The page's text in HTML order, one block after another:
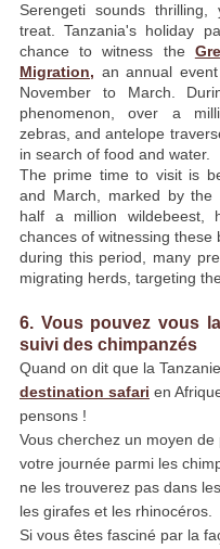
Serengeti sounds
treat. Tanzania's holiday
chance to witness the
Migration, an annual
November to March.
phenomenon, over a
zebras, and antelope
in search of food and water.
The prime time to visit is
and March, marked by the
half a million wildebeest,
chances of witnessing these
during this period, many
migrating herds, targeting
6. Vous pouvez vous
suivi des chimpanzés
Quand on dit que la
destination safari en
pensons !
Vous cherchez un moyen de
votre journée parmi les
ne les trouverez pas dans
les girafes et les rhinocéros.
Si vous êtes fasciné par la